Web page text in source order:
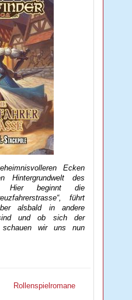
Ecken
Hintergrundwelt des
Hier beginnt die
führt
alsbald in andere
und ob sich der
wir uns nun
Rollenspielromane